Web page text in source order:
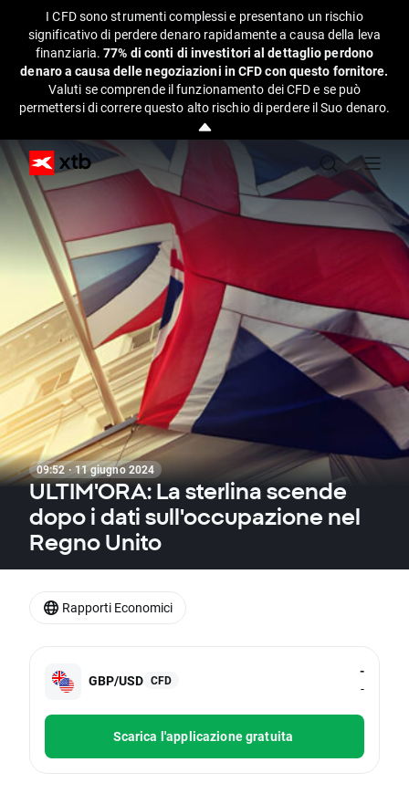
I CFD sono strumenti complessi e presentano un rischio
significativo di perdere denaro rapidamente a causa della leva
finanziaria.77% di conti di investitori al dettaglio perdono
denaro a causa delle negoziazioni in CFD con questo fornitore.
Valuti se comprende il funzionamento dei CFD e se può
permettersi di correre questo alto rischio di perdere il Suo denaro.
09:52 · 11 giugno 2024
ULTIM'ORA: La sterlina scende
dopo i dati sull'occupazione nel
Regno Unito
GBP/USD CFD
-
-
Scarica l'applicazione gratuita
Rapporti Economici